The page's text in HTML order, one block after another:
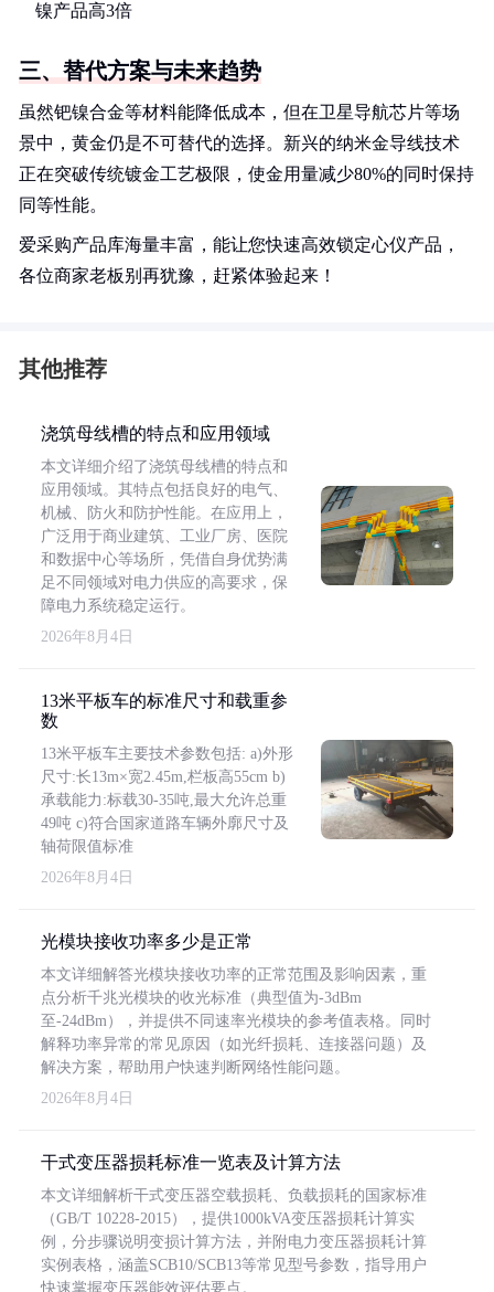
镍产品高3倍
三、替代方案与未来趋势
虽然钯镍合金等材料能降低成本，但在卫星导航芯片等场
景中，黄金仍是不可替代的选择。新兴的纳米金导线技术
正在突破传统镀金工艺极限，使金用量减少80%的同时保持
同等性能。
爱采购产品库海量丰富，能让您快速高效锁定心仪产品，
各位商家老板别再犹豫，赶紧体验起来！
其他推荐
浇筑母线槽的特点和应用领域
本文详细介绍了浇筑母线槽的特点和
应用领域。其特点包括良好的电气、
机械、防火和防护性能。在应用上，
广泛用于商业建筑、工业厂房、医院
和数据中心等场所，凭借自身优势满
足不同领域对电力供应的高要求，保
障电力系统稳定运行。
2026年8月4日
13米平板车的标准尺寸和载重参
数
13米平板车主要技术参数包括: a)外形
尺寸:长13m×宽2.45m,栏板高55cm b)
承载能力:标载30-35吨,最大允许总重
49吨 c)符合国家道路车辆外廓尺寸及
轴荷限值标准
2026年8月4日
光模块接收功率多少是正常
本文详细解答光模块接收功率的正常范围及影响因素，重
点分析千兆光模块的收光标准（典型值为-3dBm
至-24dBm），并提供不同速率光模块的参考值表格。同时
解释功率异常的常见原因（如光纤损耗、连接器问题）及
解决方案，帮助用户快速判断网络性能问题。
2026年8月4日
干式变压器损耗标准一览表及计算方法
本文详细解析干式变压器空载损耗、负载损耗的国家标准
（GB/T 10228-2015），提供1000kVA变压器损耗计算实
例，分步骤说明变损计算方法，并附电力变压器损耗计算
实例表格，涵盖SCB10/SCB13等常见型号参数，指导用户
快速掌握变压器能效评估要点。